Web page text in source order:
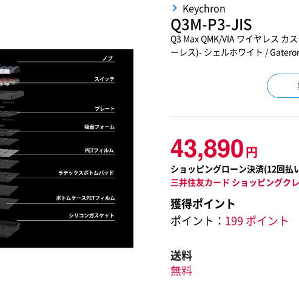
Keychron
Q3M-P3-JIS
Q3 Max QMK/VIA ワイヤレス カ
ーレス)- シェルホワイト /
43,890円
ショッピングローン決済(12回払
三井住友カード ショッピングク
獲得ポイント
ポイント： 199 ポイント
送料
無料